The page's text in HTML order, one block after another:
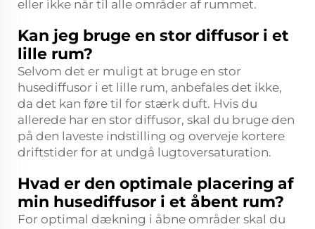
eller ikke når til alle områder af rummet.
Kan jeg bruge en stor diffusor i et
lille rum?
Selvom det er muligt at bruge en stor
husediffusor i et lille rum, anbefales det ikke,
da det kan føre til for stærk duft. Hvis du
allerede har en stor diffusor, skal du bruge den
på den laveste indstilling og overveje kortere
driftstider for at undgå lugtoversaturation.
Hvad er den optimale placering af
min husediffusor i et åbent rum?
For optimal dækning i åbne områder skal du